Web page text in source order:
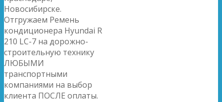
Новосибирске.
Отгружаем Ремень
кондиционера Hyundai R
210 LC-7 на дорожно-
строительную технику
ЛЮБЫМИ
транспортными
компаниями на выбор
клиента ПОСЛЕ оплаты.